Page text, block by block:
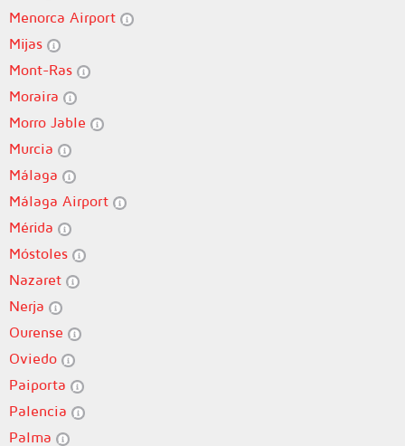
Menorca Airport
Mijas
Mont-Ras
Moraira
Morro Jable
Murcia
Málaga
Málaga Airport
Mérida
Móstoles
Nazaret
Nerja
Ourense
Oviedo
Paiporta
Palencia
Palma